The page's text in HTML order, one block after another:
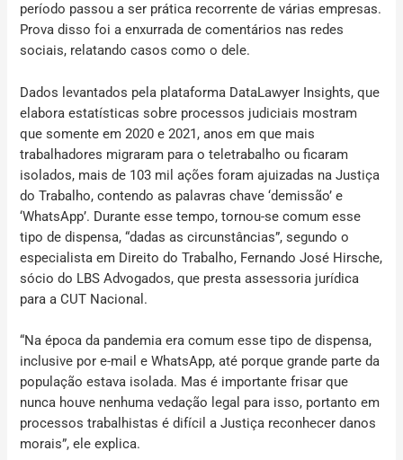
período passou a ser prática recorrente de várias empresas.
Prova disso foi a enxurrada de comentários nas redes
sociais, relatando casos como o dele.
Dados levantados pela plataforma DataLawyer Insights, que
elabora estatísticas sobre processos judiciais mostram
que somente em 2020 e 2021, anos em que mais
trabalhadores migraram para o teletrabalho ou ficaram
isolados, mais de 103 mil ações foram ajuizadas na Justiça
do Trabalho, contendo as palavras chave ‘demissão’ e
‘WhatsApp’. Durante esse tempo, tornou-se comum esse
tipo de dispensa, “dadas as circunstâncias”, segundo o
especialista em Direito do Trabalho, Fernando José Hirsche,
sócio do LBS Advogados, que presta assessoria jurídica
para a CUT Nacional.
“Na época da pandemia era comum esse tipo de dispensa,
inclusive por e-mail e WhatsApp, até porque grande parte da
população estava isolada. Mas é importante frisar que
nunca houve nenhuma vedação legal para isso, portanto em
processos trabalhistas é difícil a Justiça reconhecer danos
morais”, ele explica.